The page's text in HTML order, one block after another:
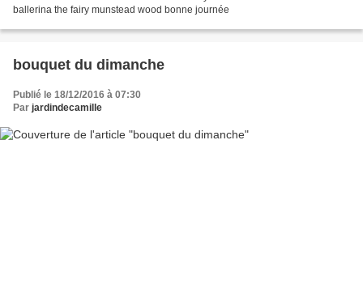
ballerina the fairy munstead wood bonne journée
bouquet du dimanche
Publié le 18/12/2016 à 07:30
Par jardindecamille